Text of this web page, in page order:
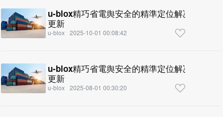
u-blox精巧省電舆安全的精準定位解决方案 加
更新
u-blox 2025-10-01 00:08:42
u-blox精巧省電舆安全的精準定位解决方案 加
更新
u-blox 2025-08-01 00:30:20